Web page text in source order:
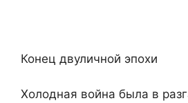
Конец двуличной эпохи
Холодная война была в